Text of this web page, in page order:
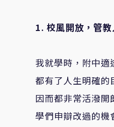
1. 校風開放，管
我就學時，附中適
都有了人生明確的
因而都非常活潑
學們申辯改過的機